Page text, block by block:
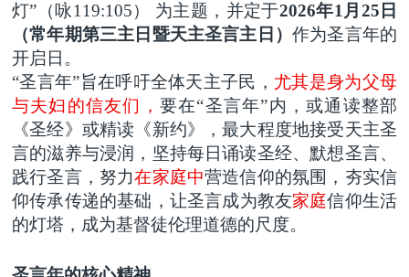
灯”（咏119:105） 为主题，并定于2026年1月25日
（常年期第三主日暨天主圣言主日 ）作为圣言年的
开启日 。
“圣言年”旨在呼吁全体天主子民， 尤其是身为父母
与夫妇的信友们， 要在“圣言年”内，或通读整部
《圣经》或精读《新约》，最大程度地接受天主圣
言的滋养与浸润，坚持每日诵读圣经、默想圣言、
践行圣言，努力在家庭中营造信仰的氛围，夯实信
仰传承传递的基础 ， 让圣言成为教友家庭信仰生活
的灯塔，成为基督徒伦理道德的尺度。